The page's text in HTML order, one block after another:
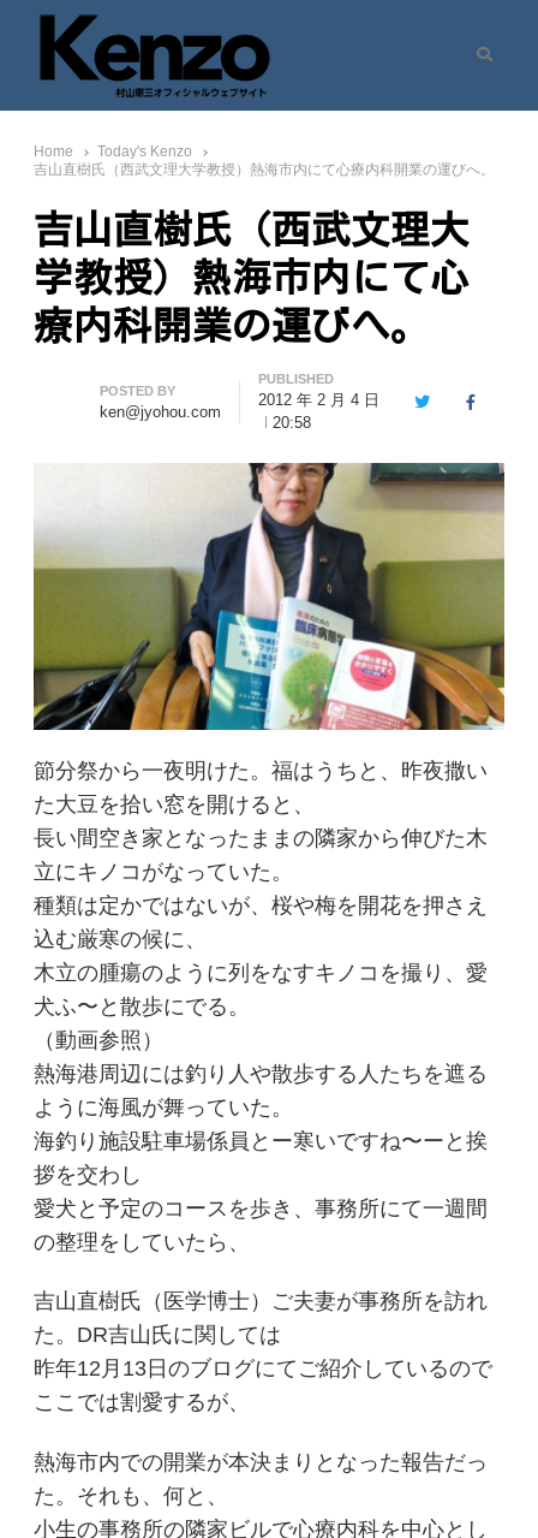
七転八起 – 村山憲三 Official Site
村山憲三ウェブサイト
Home
Today's Kenzo
吉山直樹氏（西武文理大学教授）熱海市内にて心療内科開業の運びへ。
吉山直樹氏（西武文理大
学教授）熱海市内にて心
療内科開業の運びへ。
Author
POSTED BY
ken@jyohou.com
PUBLISHED
2012 年 2 月 4 日
20:58
TwitterFacebook
節分祭から一夜明けた。福はうちと、昨夜撒い
た大豆を拾い窓を開けると、
長い間空き家となったままの隣家から伸びた木
立にキノコがなっていた。
種類は定かではないが、桜や梅を開花を押さえ
込む厳寒の候に、
木立の腫瘍のように列をなすキノコを撮り、愛
犬ふ〜と散歩にでる。
（動画参照）
熱海港周辺には釣り人や散歩する人たちを遮る
ように海風が舞っていた。
海釣り施設駐車場係員とー寒いですね〜ーと挨
拶を交わし
愛犬と予定のコースを歩き、事務所にて一週間
の整理をしていたら、
吉山直樹氏（医学博士）ご夫妻が事務所を訪れ
た。DR吉山氏に関しては
昨年12月13日のブログにてご紹介しているので
ここでは割愛するが、
熱海市内での開業が本決まりとなった報告だっ
た。それも、何と、
小生の事務所の隣家ビルで心療内科を中心とし